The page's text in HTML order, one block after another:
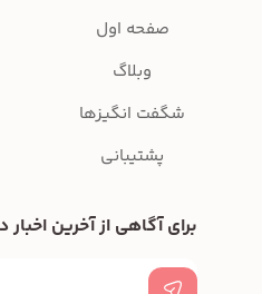
صفحه اول
وبلاگ
شگفت انگیزها
پشتیبانی
برای آگاهی از آخرین